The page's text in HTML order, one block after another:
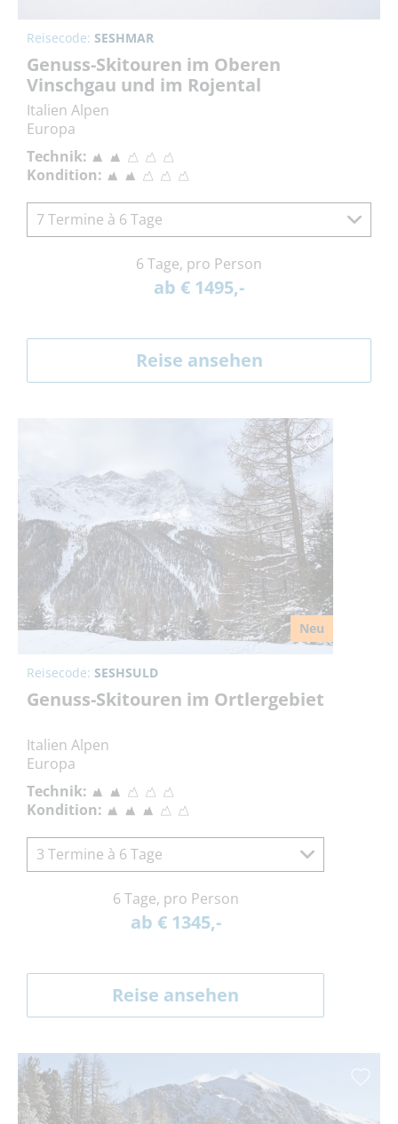
Reisecode: SESHMAR
Genuss-Skitouren im Oberen
Vinschgau und im Rojental
Italien Alpen
Europa
Technik:
Kondition:
7 Termine à 6 Tage
6 Tage, pro Person
ab € 1495,-
Reise ansehen
Neu
Reisecode: SESHSULD
Genuss-Skitouren im Ortlergebiet
Italien Alpen
Europa
Technik:
Kondition:
3 Termine à 6 Tage
6 Tage, pro Person
ab € 1345,-
Reise ansehen